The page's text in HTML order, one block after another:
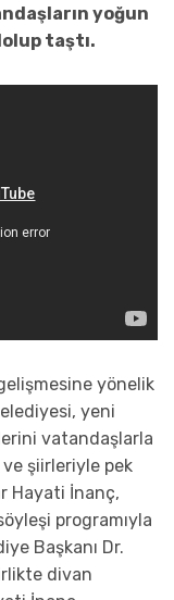
yoğun
taştı.
yönelik
yeni
vatandaşlarla
şiirleriyle pek
Hayati İnanç,
programıyla
Başkanı Dr.
divan